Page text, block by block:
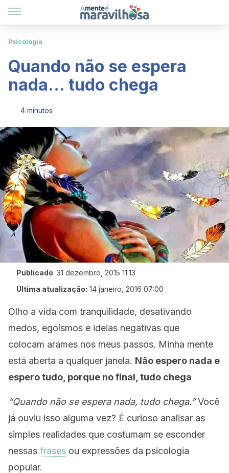
Psicologia
Quando não se espera
nada… tudo chega
4 minutos
Publicado: 31 dezembro, 2015 11:13
Última atualização: 14 janeiro, 2016 07:00
Olho a vida com tranquilidade, desativando
medos, egoísmos e ideias negativas que
colocam arames nos meus passos. Minha mente
está aberta a qualquer janela. Não espero nada e
espero tudo, porque no final, tudo chega
“Quando não se espera nada, tudo chega.”Você
já ouviu isso alguma vez? É curioso analisar as
simples realidades que costumam se esconder
nessas frases ou expressões da psicologia
popular.